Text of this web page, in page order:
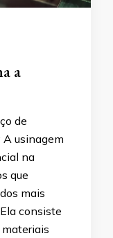
a
de
usinagem
na
que
mais
consiste